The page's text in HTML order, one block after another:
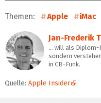
Themen: Apple iMac
Jan-Frederik
… will als Diplom-
sondern
in CB-Funk.
Quelle: Apple Insider